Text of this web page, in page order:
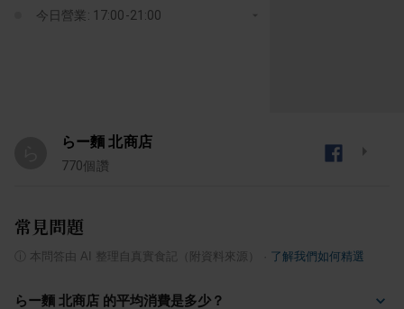
今日營業: 17:00-21:00
らー麵 北商店
770個讚
常見問題
本問答由 AI 整理自真實食記（附資料來源） 了解我們如何精選
らー麵 北商店 的平均消費是多少？